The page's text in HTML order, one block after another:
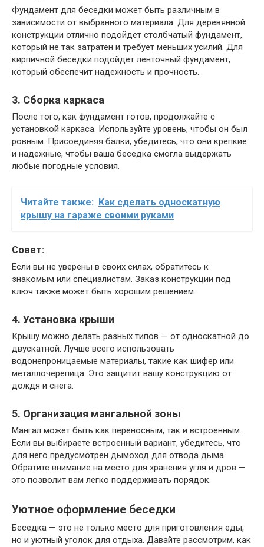
Фундамент для беседки может быть различным в
зависимости от выбранного материала. Для деревянной
конструкции отлично подойдет столбчатый фундамент,
который не так затратен и требует меньших усилий. Для
кирпичной беседки подойдет ленточный фундамент,
который обеспечит надежность и прочность.
3. Сборка каркаса
После того, как фундамент готов, продолжайте с
установкой каркаса. Используйте уровень, чтобы он был
ровным. Присоединяя балки, убедитесь, что они крепкие
и надежные, чтобы ваша беседка смогла выдержать
любые погодные условия.
Читайте также: Как сделать односкатную
крышу на гараже своими руками
Совет:
Если вы не уверены в своих силах, обратитесь к
знакомым или специалистам. Заказ конструкции под
ключ также может быть хорошим решением.
4. Установка крыши
Крышу можно делать разных типов — от односкатной до
двускатной. Лучше всего использовать
водонепроницаемые материалы, такие как шифер или
металлочерепица. Это защитит вашу конструкцию от
дождя и снега.
5. Организация мангальной зоны
Мангал может быть как переносным, так и встроенным.
Если вы выбираете встроенный вариант, убедитесь, что
для него предусмотрен дымоход для отвода дыма.
Обратите внимание на место для хранения угля и дров —
это позволит вам легко поддерживать порядок.
Уютное оформление беседки
Беседка — это не только место для приготовления еды,
но и уютный уголок для отдыха. Давайте рассмотрим, как